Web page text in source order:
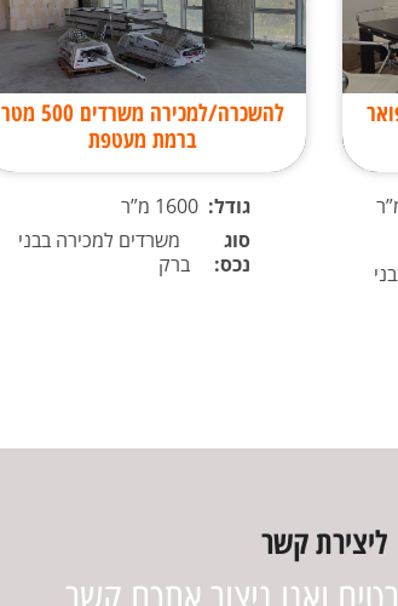
להשכרה/למכירה משרדים 500 מטר
ברמת מעטפת
גודל:
סוג
נכס:
משרדים למכירה בבני
ברק
ליצירת קשר